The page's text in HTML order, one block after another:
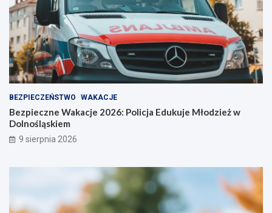
ś
ć
BEZPIECZEŃSTWO WAKACJE
Bezpieczne Wakacje 2026: Policja Edukuje Młodzież w
Dolnośląskiem
9 sierpnia 2026